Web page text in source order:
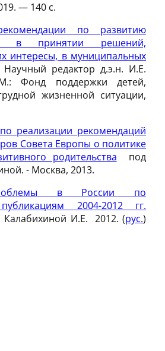
— 140 с.
по развитию
в принятии решений,
интересы, в муниципальных
редактор д.э.н. И.Е.
Фонд поддержки детей,
жизненной ситуации,
реализации рекомендаций
Совета Европы о политике
родительства под
- Москва, 2013.
в России по
2004-2012 гг.
Калабихиной И.Е. 2012. (рус.)